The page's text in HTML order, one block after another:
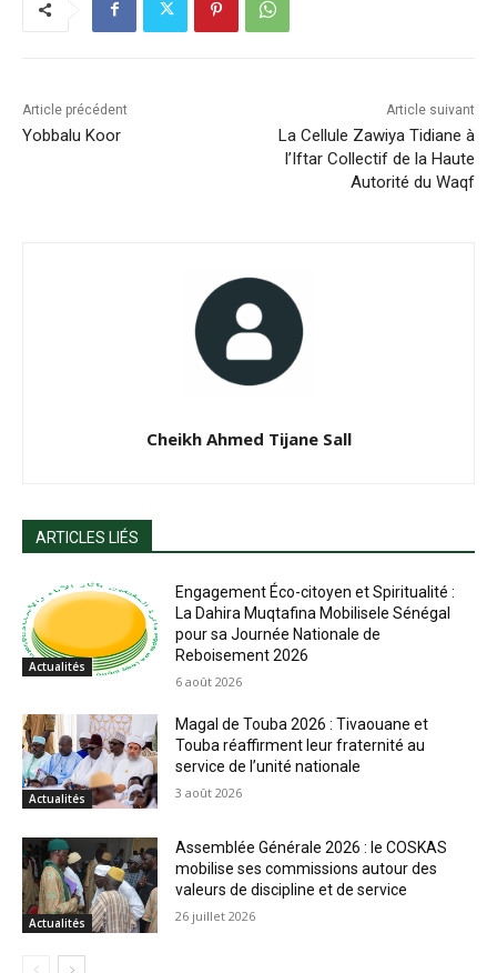
Article précédent
Yobbalu Koor
Article suivant
La Cellule Zawiya Tidiane à
l’Iftar Collectif de la Haute
Autorité du Waqf
Cheikh Ahmed Tijane Sall
ARTICLES LIÉS
Actualités
Engagement Éco-citoyen et Spiritualité :
La Dahira Muqtafina Mobilisele Sénégal
pour sa Journée Nationale de
Reboisement 2026
6 août 2026
Actualités
Magal de Touba 2026 : Tivaouane et
Touba réaffirment leur fraternité au
service de l’unité nationale
3 août 2026
Actualités
Assemblée Générale 2026 : le COSKAS
mobilise ses commissions autour des
valeurs de discipline et de service
26 juillet 2026